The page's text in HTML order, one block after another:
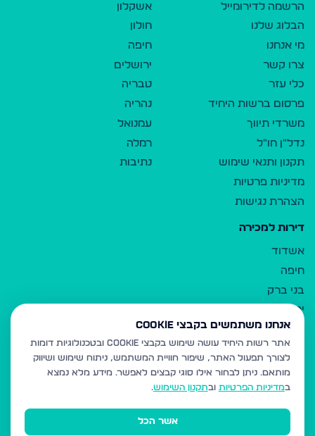
הרשמה לדירומייל
הבלוג שלנו
מי אנחנו
צרו קשר
כלי עזר
פרסום ברשות היחיד
משרדי תיווך
נדל"ן חו"ל
תקנון ותנאי שימוש
מדיניות פרטיות
הצהרת נגישות
אשקלון
חולון
חיפה
ירושלים
טבריה
נהריה
עמנואל
רמלה
נתיבות
דירות למכירה
אשדוד
חיפה
בני ברק
ירושלים
אלעד
גבעת זאב
בית שמש
רכסים
מודיעין עילית
אנחנו משתמשים בקבצי Cookie
אתר רשות היחיד עושה שימוש בקבצי Cookie ובטכנולוגיות דומות
לצורך תפעול האתר, שיפור חוויית המשתמש, ניתוח שימוש ושיווק
מותאם. ניתן לבחור אילו סוגי קבצים לאפשר. מידע מלא נמצא
במדיניות הפרטיות ובתקנון השימוש.
אשר הכל